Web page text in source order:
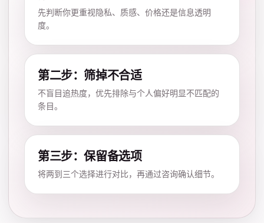
先判断你更重视隐私、质感、价格还是信息透明
度。
第二步：筛掉不合适
不盲目追热度，优先排除与个人偏好明显不匹配的
条目。
第三步：保留备选项
将两到三个选择进行对比，再通过咨询确认细节。